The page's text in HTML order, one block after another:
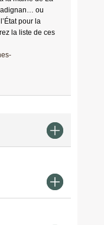
ou
pour la
la liste de ces